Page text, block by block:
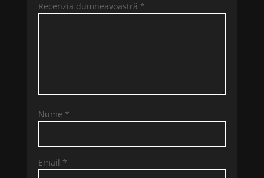
Recenzia dumneavoastră *
Nume *
Email *